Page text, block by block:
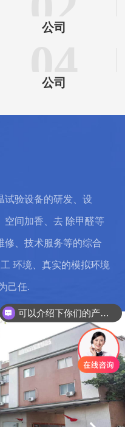
公司
04
公司
试验设备的研发、设
空间加香、去 除甲醛等
修、技术服务等的综合
环境、真实的模拟环境
己任.
可以介绍下你们的产品么？